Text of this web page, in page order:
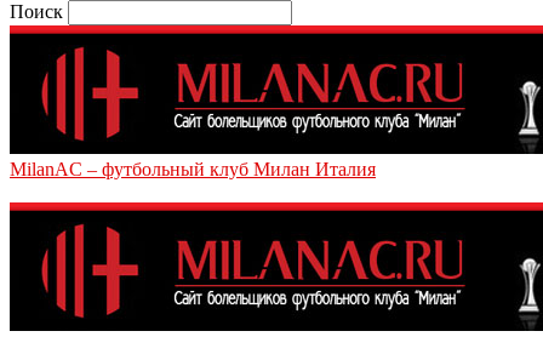
Поиск
MilanAC – футбольный клуб Милан Италия